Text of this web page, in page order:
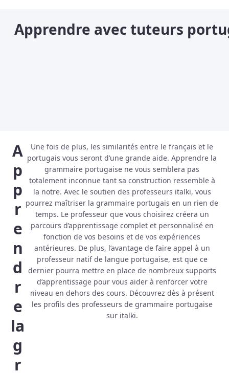
Apprendre avec tuteurs
A
p
p
r
e
n
d
r
e
la
g
r
Une fois de plus, les similarités entre le français et le
portugais vous seront d’une grande aide. Apprendre la
grammaire portugaise ne vous semblera pas
totalement inconnue tant sa construction ressemble à
la notre. Avec le soutien des professeurs italki, vous
pourrez maîtriser la grammaire portugais en un rien de
temps. Le professeur que vous choisirez créera un
parcours d’apprentissage complet et personnalisé en
fonction de vos besoins et de vos expériences
antérieures. De plus, l’avantage de faire appel à un
professeur natif de langue portugaise, est que ce
dernier pourra mettre en place de nombreux supports
d’apprentissage pour vous aider à renforcer votre
niveau en dehors des cours. Découvrez dès à présent
les profils des professeurs de grammaire portugaise
sur italki.